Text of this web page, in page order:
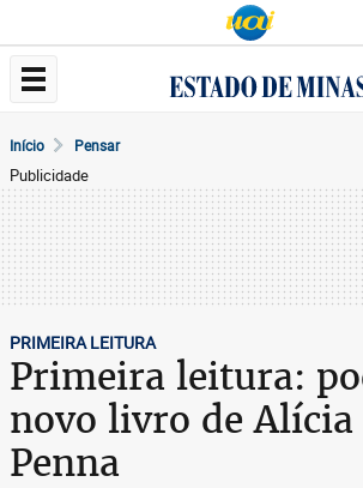
Início Pensar
Publicidade
PRIMEIRA LEITURA
Primeira leitura:
novo livro de
Penna